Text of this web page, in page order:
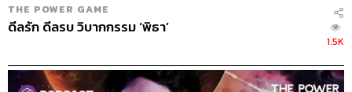
THE POWER GAME
ดีลรัก ดีลรบ วิบากกรรม ‘พิธา’
1.5K